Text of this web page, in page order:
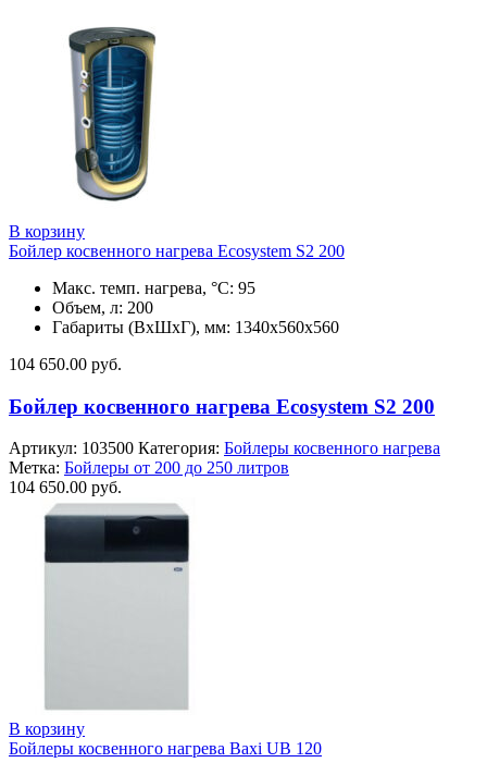
В корзину
Бойлер косвенного нагрева Ecosystem S2 200
Макс. темп. нагрева, °С: 95
Объем, л: 200
Габариты (ВхШхГ), мм: 1340x560х560
104 650.00 руб.
Бойлер косвенного нагрева Ecosystem S2 200
Артикул: 103500 Категория: Бойлеры косвенного нагрева
Метка: Бойлеры от 200 до 250 литров
104 650.00 руб.
В корзину
Бойлеры косвенного нагрева Baxi UB 120